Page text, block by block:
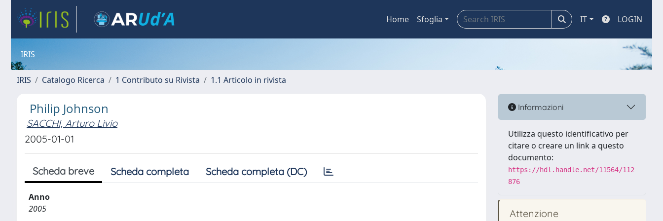
Home Sfoglia IT LOGIN
IRIS
IRIS Catalogo Ricerca 1 Contributo su Rivista 1.1 Articolo in rivista
Philip Johnson
SACCHI, Arturo Livio
2005-01-01
Scheda breve Scheda completa Scheda completa (DC)
Anno
2005
Informazioni
Utilizza questo identificativo per
citare o creare un link a questo
documento:
https://hdl.handle.net/11564/112
876
Attenzione